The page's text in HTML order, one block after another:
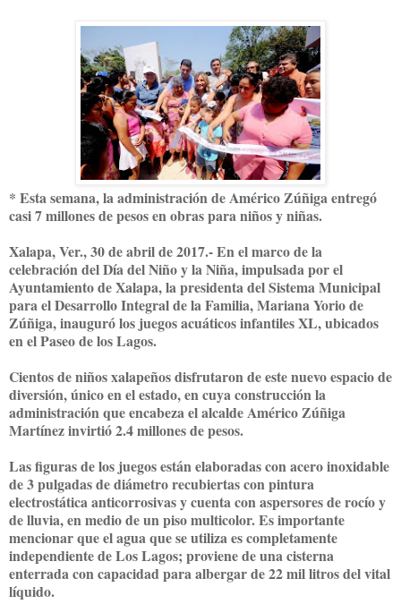
* Esta semana, la administración de Américo Zúñiga entregó
casi 7 millones de pesos en obras para niños y niñas.
Xalapa, Ver., 30 de abril de 2017.- En el marco de la
celebración del Día del Niño y la Niña, impulsada por el
Ayuntamiento de Xalapa, la presidenta del Sistema Municipal
para el Desarrollo Integral de la Familia, Mariana Yorio de
Zúñiga, inauguró los juegos acuáticos infantiles XL, ubicados
en el Paseo de los Lagos.
Cientos de niños xalapeños disfrutaron de este nuevo espacio de
diversión, único en el estado, en cuya construcción la
administración que encabeza el alcalde Américo Zúñiga
Martínez invirtió 2.4 millones de pesos.
Las figuras de los juegos están elaboradas con acero inoxidable
de 3 pulgadas de diámetro recubiertas con pintura
electrostática anticorrosivas y cuenta con aspersores de rocío y
de lluvia, en medio de un piso multicolor. Es importante
mencionar que el agua que se utiliza es completamente
independiente de Los Lagos; proviene de una cisterna
enterrada con capacidad para albergar de 22 mil litros del vital
líquido.